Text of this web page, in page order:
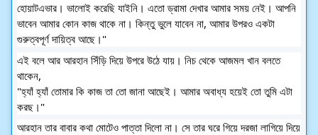
হোয়াটএভার। ভালোই করেছি যাইনি। এতো ড্রামা দেখার আমার সময় নেই। আপনি
ভাবেন আমার কোন কাজ থাকে না। কিন্তু ভুলে যাবেন না, আমার উপরও একটা
গুরুত্বপূর্ণ দায়িত্ব আছে।"
এই বলে আর আরহান সিঁড়ি দিয়ে উপরে উঠে যায়। নিচ থেকে আজমল খান বলতে
থাকেন,
"হ্যাঁ হ্যাঁ তোমার কি কাজ তা তো জানা আছেই। আমার অবাধ্য হয়েই তো তুমি এটা
করছ।"
আরহান তার বাবার কথা মোটেও পাত্তা দিলো না। সে তার ঘরে গিয়ে দরজা লাগিয়ে দিয়ে